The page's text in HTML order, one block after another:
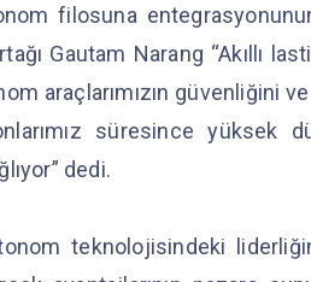
filosuna
Gautam Narang “Akıllı
araçlarımızın güvenliğini
süresince yüksek
dedi.
teknolojisindeki